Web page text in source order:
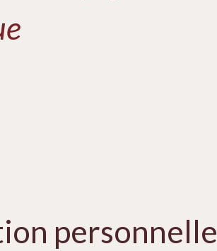
personnelle